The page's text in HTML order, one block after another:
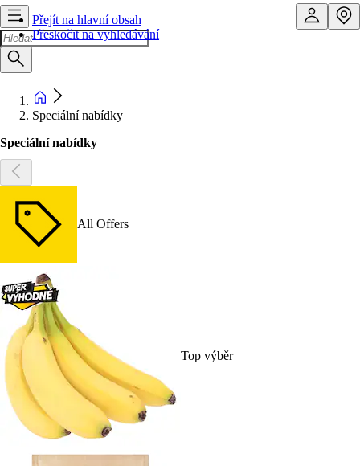
Přejít na hlavní obsah
Přeskočit na vyhledávání
Speciální nabídky
Speciální nabídky
All Offers
Top výběr